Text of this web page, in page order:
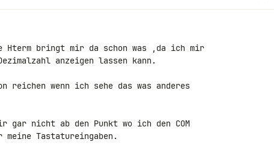
Hterm bringt mir da schon was ,da ich mir
anzeigen lassen kann.
reichen wenn ich sehe das was anderes
nicht ab den Punkt wo ich den COM
Tastatureingaben.